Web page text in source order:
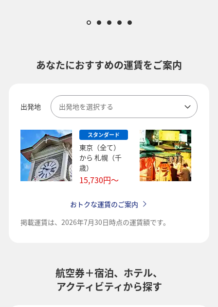
あなたにおすすめの運賃をご案内
出発地 出発地を選択する
スタンダード
東京（全て）
から 札幌（千
歳）
15,730円～
おトクな運賃のご案内
掲載運賃は、 2026年7月30日時点の運賃額です。
航空券＋宿泊、ホテル、
アクティビティから探す